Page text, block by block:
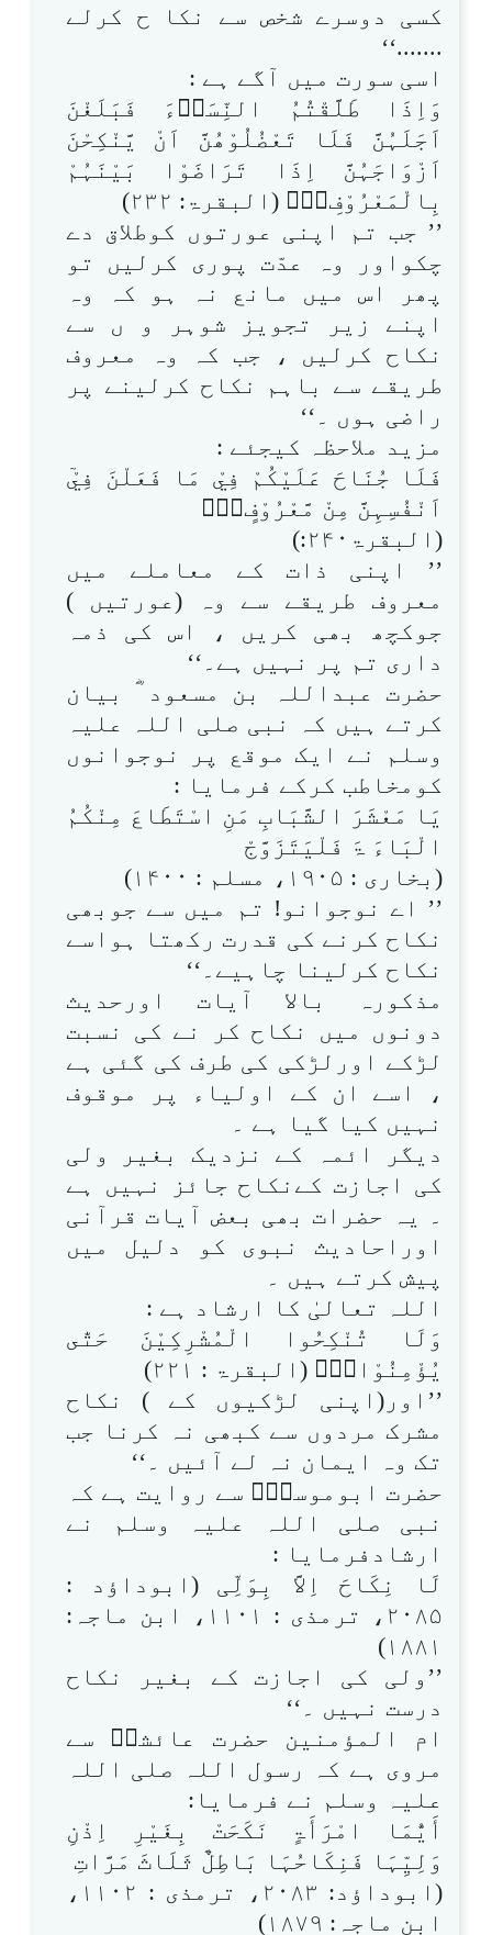
کسی دوسرے شخص سے نکا ح کرلے
.......‘‘
اسی سورت میں آگے ہے :
وَاِذَا طَلَّقْتُمُ النِّسَاۗءَ فَبَلَغْنَ
اَجَلَہُنَّ فَلَا تَعْضُلُوْھُنَّ اَنْ يَّنْكِحْنَ
اَزْوَاجَہُنَّ اِذَا تَرَاضَوْا بَيْنَہُمْ
بِالْمَعْرُوْفِ۝۰ۭ (البقرۃ: ۲۳۲)
’’ جب تم اپنی عورتوں کوطلاق دے
چکواور وہ عدّت پوری کرلیں تو
پھر اس میں مانع نہ ہو کہ وہ
اپنے زیر تجویز شوہر و ں سے
نکاح کرلیں ، جب کہ وہ معروف
طریقے سے باہم نکاح کرلینے پر
راضی ہوں ۔‘‘
مزید ملاحظہ کیجئے :
فَلَا جُنَاحَ عَلَيْكُمْ فِيْ مَا فَعَلْنَ فِيْٓ
اَنْفُسِہِنَّ مِنْ مَّعْرُوْفٍ۝۰ۭ
(البقرۃ۲۴۰:)
’’ اپنی ذات کے معاملے میں
معروف طریقے سے وہ (عورتیں )
جوکچھ بھی کریں ، اس کی ذمہ
داری تم پر نہیں ہے۔‘‘
حضرت عبداللہ بن مسعود ؓ بیان
کرتے ہیں کہ نبی صلی اللہ علیہ
وسلم نے ایک موقع پر نوجوانوں
کومخاطب کرکے فرمایا :
یَا مَعْشَرَ الشَّبَابِ مَنِ اسْتَطَاعَ مِنْکُمُ
الْبَاءَ ۃَ فَلْیَتَزَوَّجْ
(بخاری : ۱۹۰۵، مسلم : ۱۴۰۰)
’’ اے نوجوانو! تم میں سے جوبھی
نکاح کرنے کی قدرت رکھتا ہواسے
نکاح کرلینا چاہیے۔‘‘
مذکورہ بالا آیات اورحدیث
دونوں میں نکاح کر نے کی نسبت
لڑکے اورلڑکی کی طرف کی گئی ہے
، اسے ان کے اولیاء پر موقوف
نہیں کیا گیا ہے ۔
دیگر ائمہ کے نزدیک بغیر ولی
کی اجازت کےنکاح جائز نہیں ہے
۔ یہ حضرات بھی بعض آیات قرآنی
اوراحادیث نبوی کو دلیل میں
پیش کرتے ہیں ۔
اللہ تعالیٰ کا ارشاد ہے :
وَلَا تُنْكِحُوا الْمُشْرِكِيْنَ حَتّٰى
يُؤْمِنُوْا۝۰ۭ (البقرۃ : ۲۲۱)
’’اور(اپنی لڑکیوں کے ) نکاح
مشرک مردوں سے کبھی نہ کرنا جب
تک وہ ایمان نہ لے آئیں ۔‘‘
حضرت ابوموسیٰؓ سے روایت ہے کہ
نبی صلی اللہ علیہ وسلم نے
ارشادفرمایا :
لَا نِکَاحَ اِلاَّ بِوَلِّی (ابوداؤد :
۲۰۸۵، ترمذی : ۱۱۰۱، ابن ماجہ:
۱۸۸۱)
’’ولی کی اجازت کے بغیر نکاح
درست نہیں ۔‘‘
ام المؤمنین حضرت عائشہؓ سے
مروی ہے کہ رسول اللہ صلی اللہ
علیہ وسلم نے فرمایا:
أَیُّمَا امْرَأَۃٍ نَکَحَتْ بِغَیْرِ اِذْنِ
وَلِیِّہَا فَنِکَاحُہَا بَاطِلٌ ثَلَاثَ مَرَّاتِ
(ابوداؤد: ۲۰۸۳، ترمذی : ۱۱۰۲،
ابن ماجہ: ۱۸۷۹)